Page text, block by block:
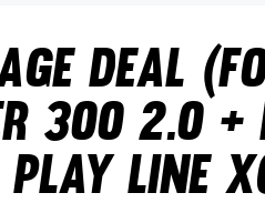
Deal
300 2.0 +
Line